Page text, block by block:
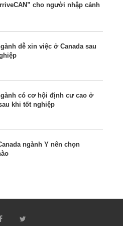
cho người nhập cảnh
dễ xin việc ở Canada sau
có cơ hội định cư cao ở
khi tốt nghiệp
ngành Y nên chọn